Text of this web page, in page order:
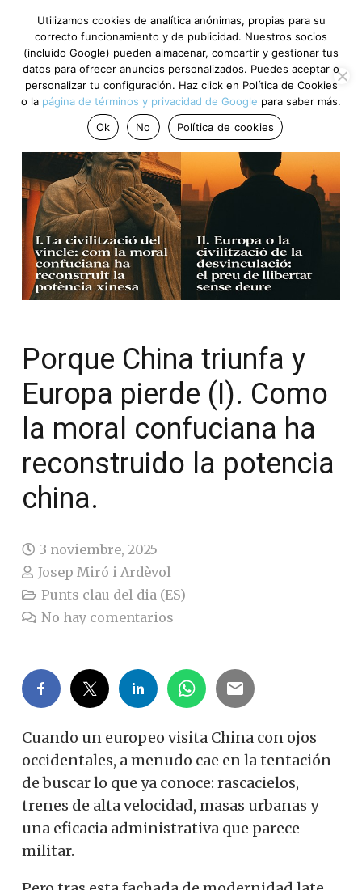
Porque China triunfa y
Europa pierde (I). Como
la moral confuciana ha
reconstruido la potencia
china.
3 noviembre, 2025
Josep Miró i Ardèvol
Punts clau del dia (ES)
No hay comentarios
Cuando un europeo visita China con ojos
occidentales, a menudo cae en la tentación
de buscar lo que ya conoce: rascacielos,
trenes de alta velocidad, masas urbanas y
una eficacia administrativa que parece
militar.
Utilizamos cookies de analítica anónimas, propias para su
correcto funcionamiento y de publicidad. Nuestros socios
(incluido Google) pueden almacenar, compartir y gestionar tus
datos para ofrecer anuncios personalizados. Puedes aceptar o
personalizar tu configuración. Haz click en Política de Cookies
o la página de términos y privacidad de Google para saber más.
Ok
No Política de cookies